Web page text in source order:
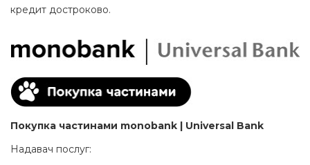
кредит достроково.
Покупка частинами monobank | Universal Bank
Надавач послуг: